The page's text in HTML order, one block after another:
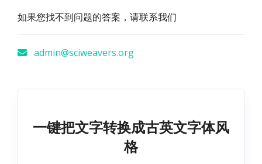
如果您找不到问题的答案，请联系我们
admin@sciweavers.org
一键把文字转换成古英文字体风
格